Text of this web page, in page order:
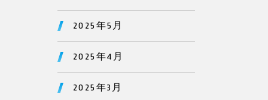
2025年5月
2025年4月
2025年3月